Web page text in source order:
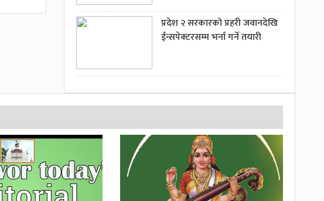
प्रदेश २ सरकारको प्रहरी जवानदेखि
ईन्सपेक्टरसम्म भर्ना गर्ने तयारी